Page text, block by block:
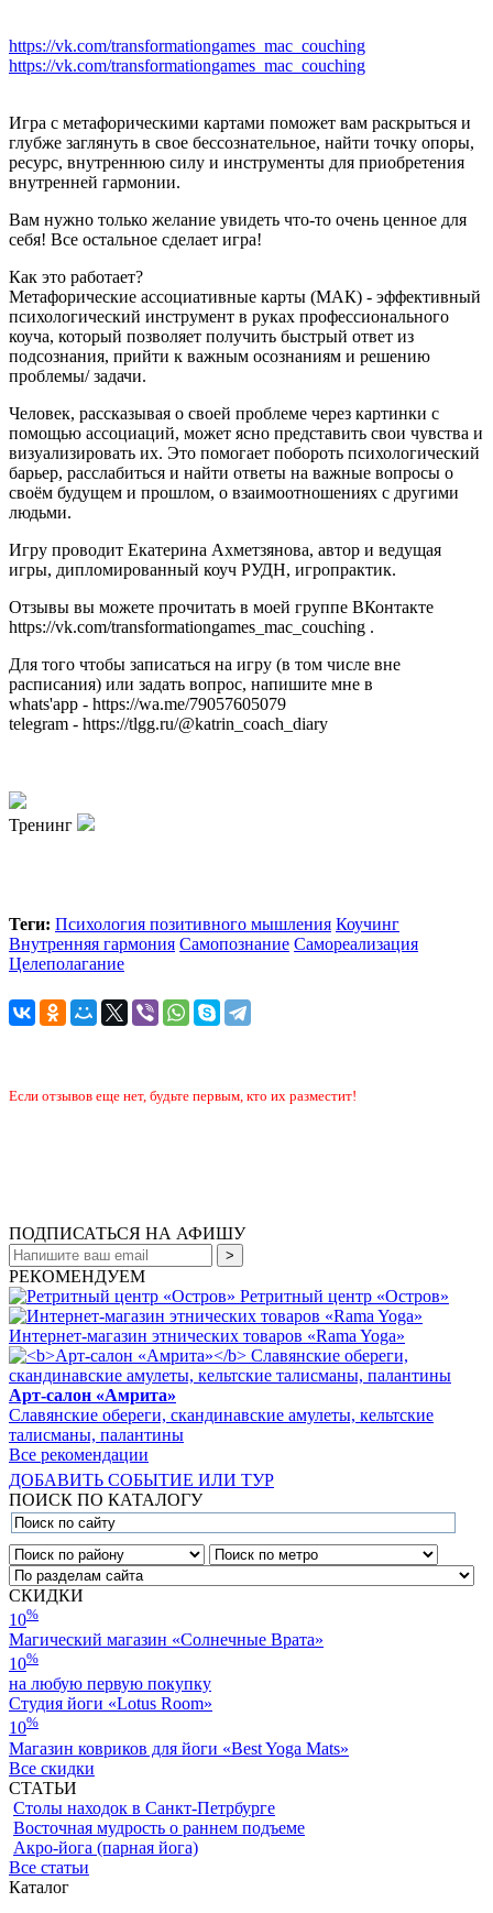
https://vk.com/transformationgames_mac_couching
https://vk.com/transformationgames_mac_couching
Игра с метафорическими картами поможет вам раскрыться и
глубже заглянуть в свое бессознательное, найти точку опоры,
ресурс, внутреннюю силу и инструменты для приобретения
внутренней гармонии.
Вам нужно только желание увидеть что-то очень ценное для
себя! Все остальное сделает игра!
Как это работает?
Метафорические ассоциативные карты (МАК) - эффективный
психологический инструмент в руках профессионального
коуча, который позволяет получить быстрый ответ из
подсознания, прийти к важным осознаниям и решению
проблемы/ задачи.
Человек, рассказывая о своей проблеме через картинки с
помощью ассоциаций, может ясно представить свои чувства и
визуализировать их. Это помогает побороть психологический
барьер, расслабиться и найти ответы на важные вопросы о
своём будущем и прошлом, о взаимоотношениях с другими
людьми.
Игру проводит Екатерина Ахметзянова, автор и ведущая
игры, дипломированный коуч РУДН, игропрактик.
Отзывы вы можете прочитать в моей группе ВКонтакте
https://vk.com/transformationgames_mac_couching .
Для того чтобы записаться на игру (в том числе вне
расписания) или задать вопрос, напишите мне в
whats'app - https://wa.me/79057605079
telegram - https://tlgg.ru/@katrin_coach_diary
Тренинг
Теги: Психология позитивного мышления Коучинг
Внутренняя гармония Самопознание Самореализация
Целеполагание
Если отзывов еще нет, будьте первым, кто их разместит!
ПОДПИСАТЬСЯ НА АФИШУ
РЕКОМЕНДУЕМ
Ретритный центр «Остров»
Интернет-магазин этнических товаров «Rama Yoga»
Арт-салон «Амрита»
Славянские обереги, скандинавские амулеты, кельтские
талисманы, палантины
Все рекомендации
ДОБАВИТЬ СОБЫТИЕ ИЛИ ТУР
ПОИСК ПО КАТАЛОГУ
СКИДКИ
10%
Магический магазин «Солнечные Врата»
10%
на любую первую покупку
Студия йоги «Lotus Room»
10%
Магазин ковриков для йоги «Best Yoga Mats»
Все скидки
СТАТЬИ
Столы находок в Санкт-Петрбурге
Восточная мудрость о раннем подъеме
Акро-йога (парная йога)
Все статьи
Каталог